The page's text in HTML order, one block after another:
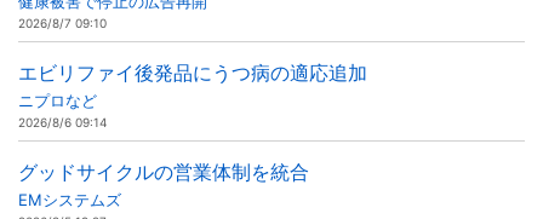
2026/8/7 09:10
エビリファイ後発品にうつ病の適応追加
ニプロなど
2026/8/6 09:14
グッドサイクルの営業体制を統合
EMシステムズ